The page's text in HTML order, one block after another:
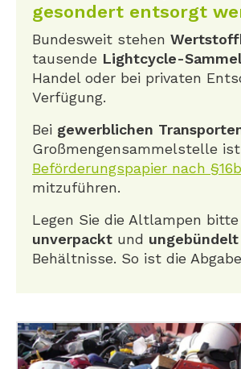
gesondert entsorgt
Bundesweit stehen
tausende Lightcycle-
Handel oder bei privaten
Verfügung.
Bei gewerblichen
Großmengensammelstelle
Beförderungspapier nach
mitzuführen.
Legen Sie die Altlampen bitte
unverpackt und ungebündelt
Behältnisse. So ist die